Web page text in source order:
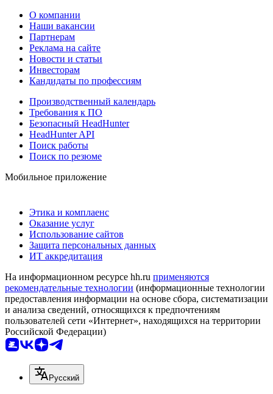
О компании
Наши вакансии
Партнерам
Реклама на сайте
Новости и статьи
Инвесторам
Кандидаты по профессиям
Производственный календарь
Требования к ПО
Безопасный HeadHunter
HeadHunter API
Поиск работы
Поиск по резюме
Мобильное приложение
Этика и комплаенс
Оказание услуг
Использование сайтов
Защита персональных данных
ИТ аккредитация
На информационном ресурсе hh.ru применяются
рекомендательные технологии (информационные технологии
предоставления информации на основе сбора, систематизации
и анализа сведений, относящихся к предпочтениям
пользователей сети «Интернет», находящихся на территории
Российской Федерации)
Русский